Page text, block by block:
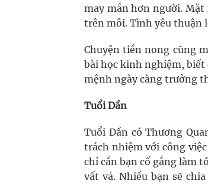
may mắn hơn người.
trên môi. Tình yêu thuận
Chuyện tiền nong cũng
bài học kinh nghiệm, biết
mệnh ngày càng trưởng
Tuổi Dần
Tuổi Dần có Thương
trách nhiệm với công
chỉ cần bạn cố gắng làm
vất vả. Nhiều bạn sẽ